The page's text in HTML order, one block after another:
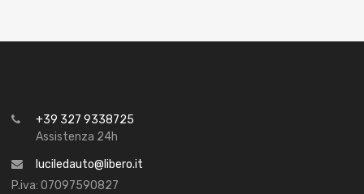
+39 327 9338725
Assistenza 24h
luciledauto@libero.it
P.iva: 07097590827